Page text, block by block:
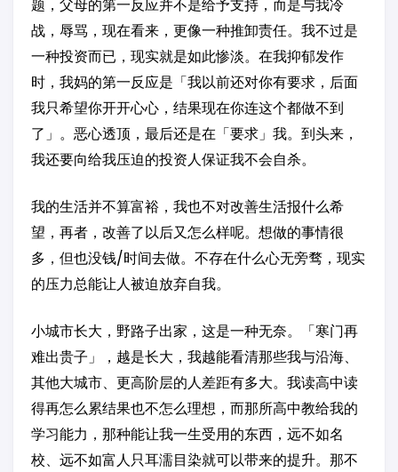
题，父母的第一反应并不是给予支持，而是与我冷
战，辱骂，现在看来，更像一种推卸责任。我不过是
一种投资而已，现实就是如此惨淡。在我抑郁发作
时，我妈的第一反应是「我以前还对你有要求，后面
我只希望你开开心心，结果现在你连这个都做不到
了」。恶心透顶，最后还是在「要求」我。到头来，
我还要向给我压迫的投资人保证我不会自杀。
我的生活并不算富裕，我也不对改善生活报什么希
望，再者，改善了以后又怎么样呢。想做的事情很
多，但也没钱/时间去做。不存在什么心无旁骛，现实
的压力总能让人被迫放弃自我。
小城市长大，野路子出家，这是一种无奈。「寒门再
难出贵子」，越是长大，我越能看清那些我与沿海、
其他大城市、更高阶层的人差距有多大。我读高中读
得再怎么累结果也不怎么理想，而那所高中教给我的
学习能力，那种能让我一生受用的东西，远不如名
校、远不如富人只耳濡目染就可以带来的提升。那不